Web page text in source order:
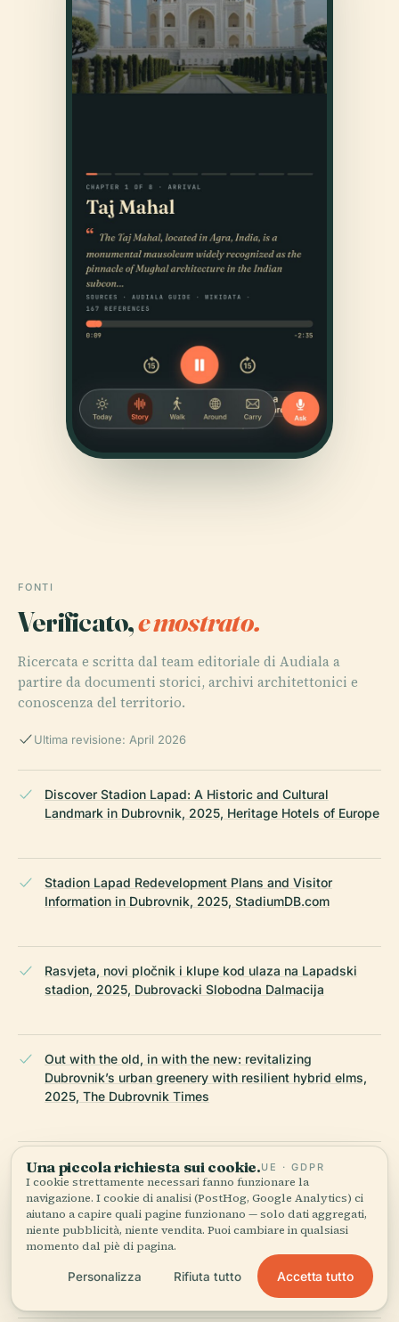
FONTI
Verificato,e mostrato.
Ricercata e scritta dal team editoriale di Audiala a
partire da documenti storici, archivi architettonici e
conoscenza del territorio.
Ultima revisione: April 2026
Discover Stadion Lapad: A Historic and Cultural
Landmark in Dubrovnik, 2025, Heritage Hotels of Europe
Stadion Lapad Redevelopment Plans and Visitor
Information in Dubrovnik, 2025, StadiumDB.com
Rasvjeta, novi pločnik i klupe kod ulaza na Lapadski
stadion, 2025, Dubrovacki Slobodna Dalmacija
Out with the old, in with the new: revitalizing
Dubrovnik’s urban greenery with resilient hybrid elms,
2025, The Dubrovnik Times
Gradonačelnik Dubrovnika: Novi stadion mora biti u
Lapadu, 2025, Južni.hr
Stadion Lapad Visiting Hours, Tickets, and Facilities
Guide, 2025, Sportski Objekti Dubrovnik
Una piccola richiesta sui cookie.UE · GDPR
I cookie strettamente necessari fanno funzionare la
navigazione. I cookie di analisi (PostHog, Google Analytics) ci
aiutano a capire quali pagine funzionano — solo dati aggregati,
niente pubblicità, niente vendita. Puoi cambiare in qualsiasi
momento dal piè di pagina.
Personalizza Rifiuta tutto Accetta tutto